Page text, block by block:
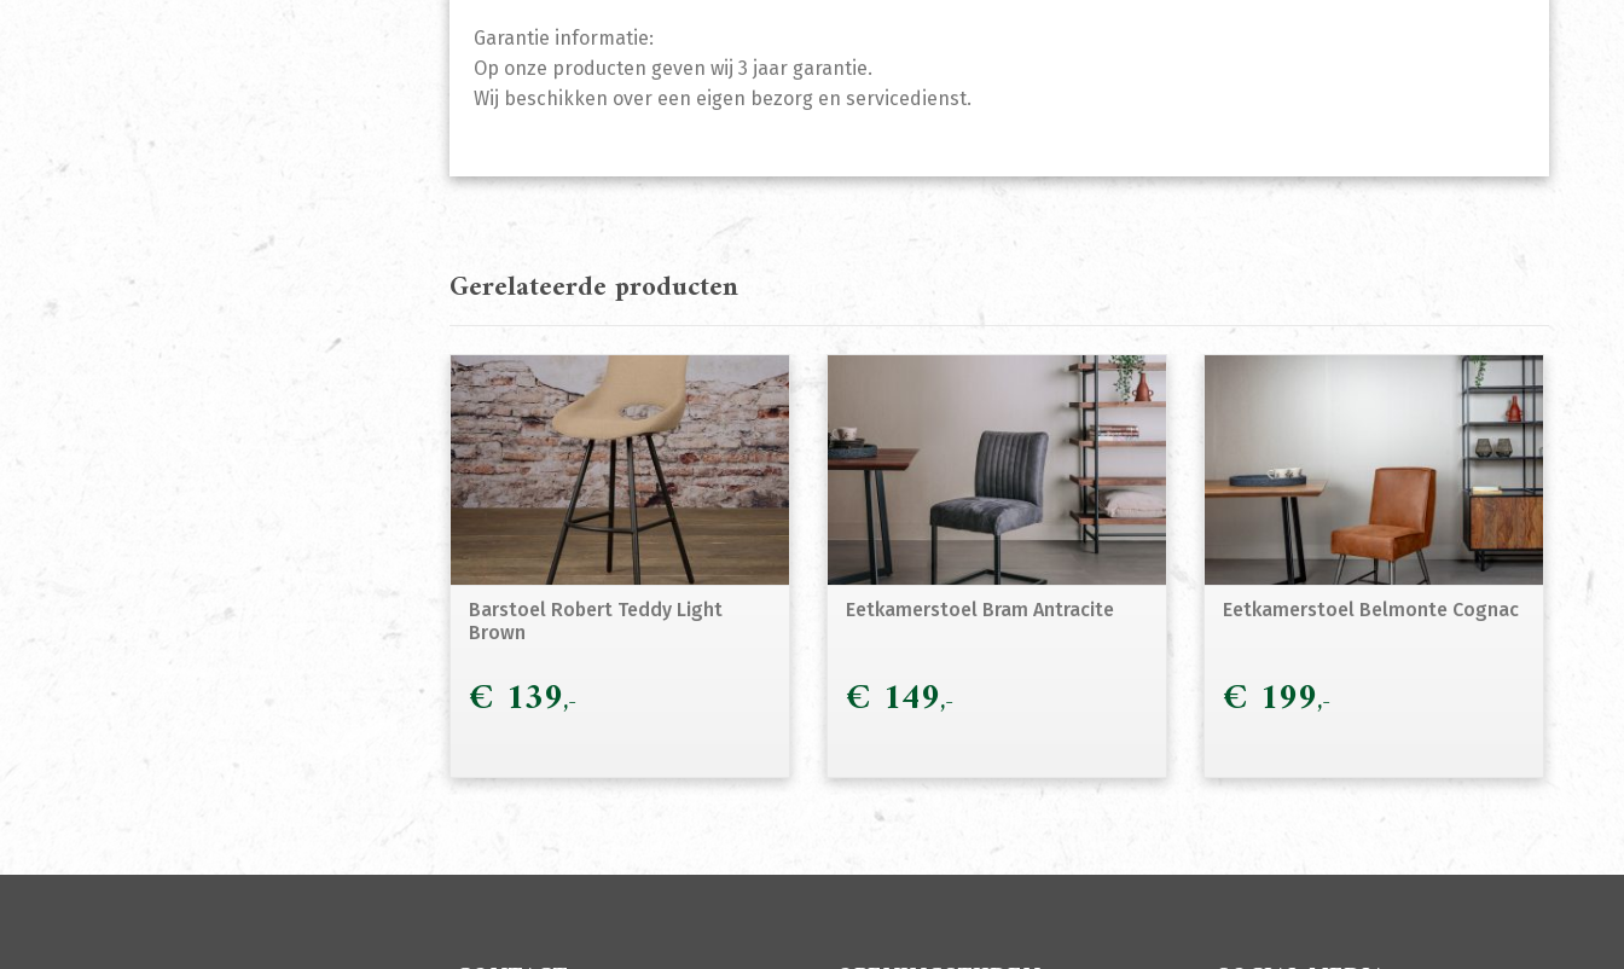
Garantie informatie:
Op onze producten geven wij 3 jaar garantie.
Wij beschikken over een eigen bezorg en servicedienst.
Gerelateerde producten
Barstoel Robert Teddy Light
Brown
€ 139
Eetkamerstoel Bram Antracite
€ 149
Eetkamerstoel Belmonte Cognac
€ 199